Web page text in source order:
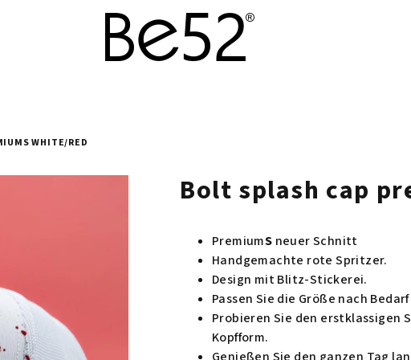
WHITE/RED
Bolt splash cap
PremiumS neuer Schnitt
Handgemachte rote Spritzer.
Design mit Blitz-Stickerei.
Passen Sie die Größe nach
Probieren Sie den erstklassigen
Kopfform.